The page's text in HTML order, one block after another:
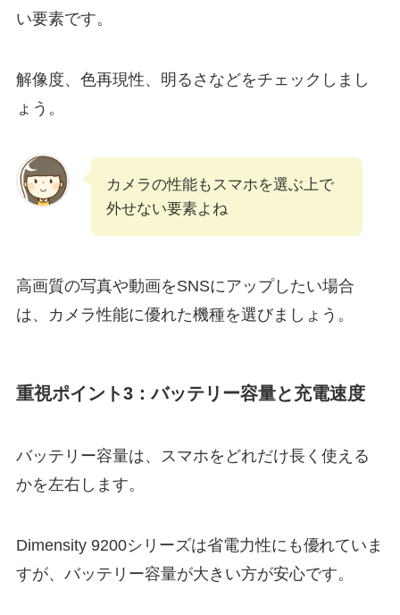
い要素です。
解像度、色再現性、明るさなどをチェックしまし
ょう。
カメラの性能もスマホを選ぶ上で
外せない要素よね
高画質の写真や動画をSNSにアップしたい場合
は、カメラ性能に優れた機種を選びましょう。
重視ポイント3：バッテリー容量と充電速度
バッテリー容量は、スマホをどれだけ長く使える
かを左右します。
Dimensity 9200シリーズは省電力性にも優れていま
すが、バッテリー容量が大きい方が安心です。